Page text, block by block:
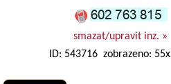
smazat/upravit inz. »
ID: 543716 zobrazeno: 55x